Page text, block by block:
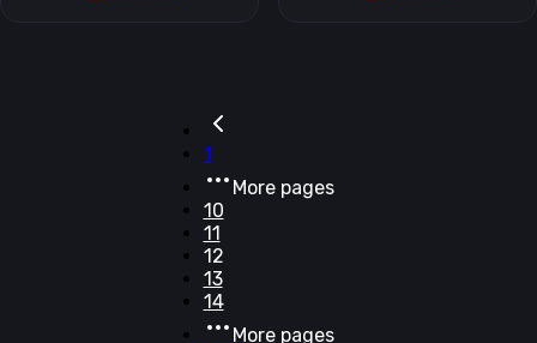
1
More pages
10
11
12
13
14
More pages